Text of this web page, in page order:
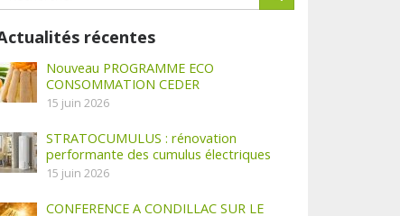
récentes
Nouveau PROGRAMME ECO
CONSOMMATION CEDER
15 juin 2026
STRATOCUMULUS : rénovation
performante des cumulus électriques
15 juin 2026
CONFERENCE A CONDILLAC SUR LE